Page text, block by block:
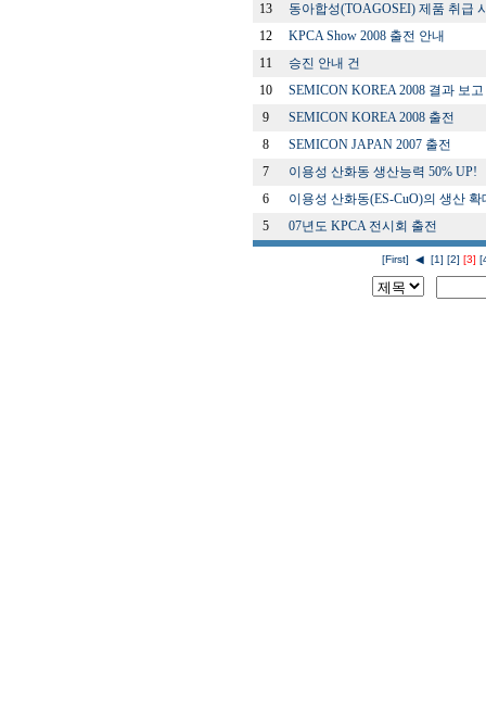
13
동아합성(TOAGOSEI) 제품 취급
12
KPCA Show 2008 출전 안내
11
승진 안내 건
10
SEMICON KOREA 2008 결과 보고
9
SEMICON KOREA 2008 출전
8
SEMICON JAPAN 2007 출전
7
이용성 산화동 생산능력 50% UP!
6
이용성 산화동(ES-CuO)의 생산 확
5
07년도 KPCA 전시회 출전
[First] ◀ [1] [2] [3]